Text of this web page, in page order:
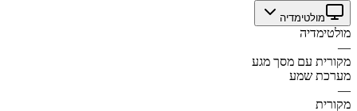
מולטימדיה
מולטימדיה
—
מקורית עם מסך מגע
מערכת שמע
—
מקורית